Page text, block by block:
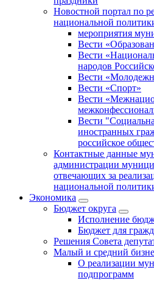
Новостной портал по
национальной
мероприятия
Вести
Вести
народов
Вести
Вести «Спорт»
Вести
Вести
иностранных
российское
Контактные данные
администрации
отвечающих за
национальной
Экономика
Бюджет округa
Исполнение
Бюджет для
Решения Совета
Малый и средний
О реализации
подпрограмм